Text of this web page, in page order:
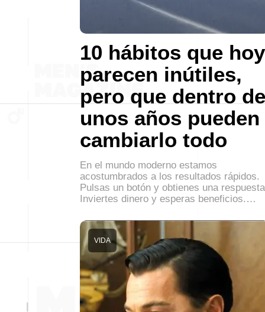
10 hábitos que hoy
parecen inútiles,
pero que dentro de
unos años pueden
cambiarlo todo
En el mundo moderno estamos
acostumbrados a los resultados rápidos.
Pulsas un botón y obtienes una
Inviertes dinero y esperas beneficios.…
VIDA